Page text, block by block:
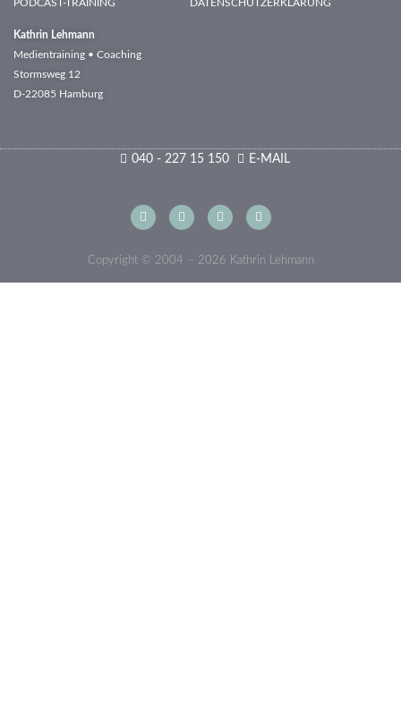
PODCAST-TRAINING DATENSCHUTZERKLÄRUNG
Kathrin Lehmann
Medientraining • Coaching
Stormsweg 12
D-22085 Hamburg
Copyright © 2004 – 2026 Kathrin Lehmann
Linkedin-
in
Xing InstagramFacebook
040 - 227 15 150 E-MAIL